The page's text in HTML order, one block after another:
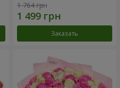
1 764 грн
Заказать